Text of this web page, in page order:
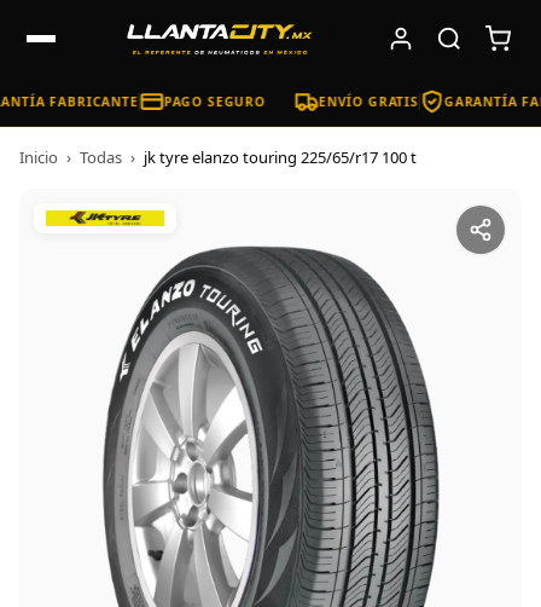
FABRICANTE PAGO SEGURO ENVÍO GRATIS GARANTÍA
Inicio › Todas › jk tyre elanzo touring 225/65/r17 100 t